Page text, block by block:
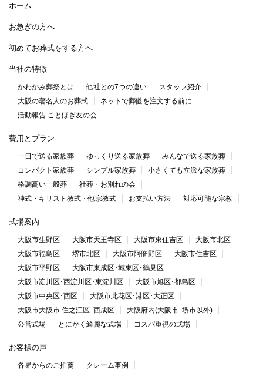
ホーム
お急ぎの方へ
初めてお葬式をする方へ
当社の特徴
かわかみ葬祭とは 他社との7つの違い
スタッフ紹介
大阪の著名人のお葬式
ネットで葬儀を注文する前に
活動報告 ことほぎ友の会
費用とプラン
一日で送る家族葬 ゆっくり送る家族葬
みんなで送る家族葬
コンパクト家族葬
シンプル家族葬
小さくても立派な家族葬
格調高い一般葬
社葬・お別れの会
神式・キリスト教式・他宗教式
お支払い方法 対応可能な宗教
式場案内
大阪市生野区 大阪市天王寺区 大阪市東住吉区
大阪市北区
大阪市福島区
堺市北区 大阪市阿倍野区
大阪市住吉区
大阪市平野区
大阪市東成区･城東区･鶴見区
大阪市淀川区･西淀川区･東淀川区
大阪市旭区･都島区
大阪市中央区･西区
大阪市此花区･港区･大正区
大阪市大阪市 住之江区･西成区
大阪府内(大阪市･堺市以外)
公営式場
とにかく綺麗な式場 コスパ重視の式場
お客様の声
各界からのご推薦 クレーム事例